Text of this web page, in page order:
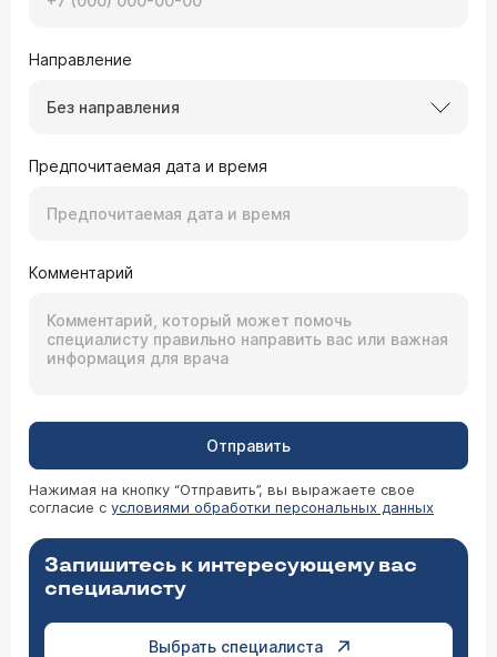
Направление
Без направления
Предпочитаемая дата и время
Комментарий
Отправить
Нажимая на кнопку “Отправить”, вы выражаете свое
согласие с условиями обработки персональных данных
Запишитесь к интересующему вас
специалисту
Выбрать специалиста